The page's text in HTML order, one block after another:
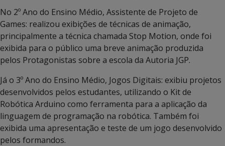
No 2º Ano do Ensino Médio, Assistente de Projeto de
Games: realizou exibições de técnicas de animação,
principalmente a técnica chamada Stop Motion, onde foi
exibida para o público uma breve animação produzida
pelos Protagonistas sobre a escola da Autoria JGP.
Já o 3º Ano do Ensino Médio, Jogos Digitais: exibiu projetos
desenvolvidos pelos estudantes, utilizando o Kit de
Robótica Arduino como ferramenta para a aplicação da
linguagem de programação na robótica. Também foi
exibida uma apresentação e teste de um jogo desenvolvido
pelos formandos.